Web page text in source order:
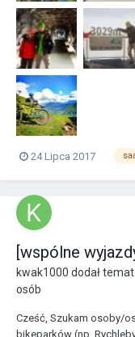
24 Lipca 2017
[wspólne
kwak1000 dodał
osób
Cześć, Szukam osoby/
bikeparków (np.